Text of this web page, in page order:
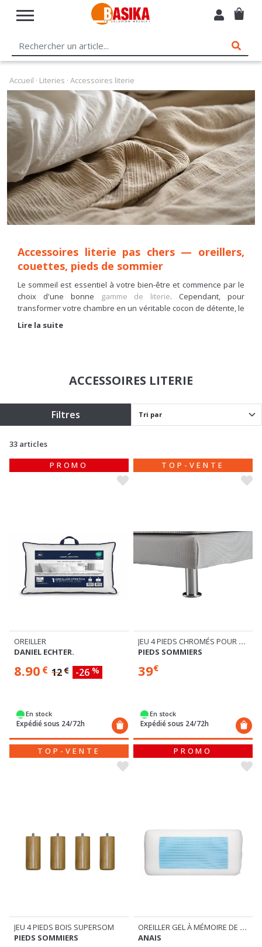
Accueil · Literies · Accessoires literie
Accessoires literie pas chers — oreillers,
couettes, pieds de sommier
Le sommeil est essentiel à votre bien-être et commence par le
choix d'une bonne
gamme de literie. Cependant, pour
transformer votre chambre en un véritable cocon de détente, le
matelas et le sommier ne font pas tout. Il est indispensable de
les compléter avec des accessoires de qualité.
auxcouettesettraversins, en passant par les
profitez d'un rapport qualité-prix imbattable pour équiper votre
chambre sans vous ruiner.
Lire la suite
ACCESSOIRES LITERIE
Filtres
33 articles
PROMO
OREILLER
DANIEL ECHTER.
8.90 € 12€ -26 %
En stock
Expédié sous 24/72h
TOP-VENTE
JEU 4 PIEDS CHROMÉS POUR SOMMIER TAPISSIER
PIEDS SOMMIERS
39€
En stock
Expédié sous 24/72h
TOP-VENTE
JEU 4 PIEDS BOIS SUPERSOM
PIEDS SOMMIERS
PROMO
OREILLER GEL À MÉMOIRE DE FORME
ANAIS